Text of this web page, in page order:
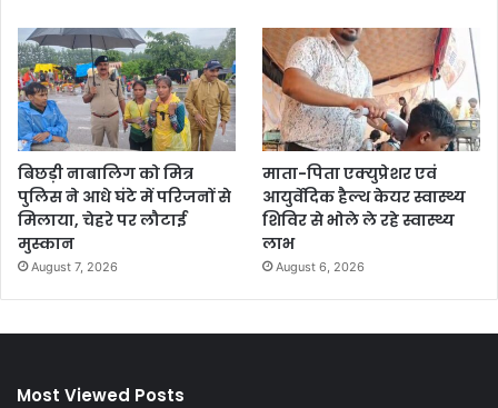
बिछड़ी नाबालिग को मित्र
पुलिस ने आधे घंटे में परिजनों से
मिलाया, चेहरे पर लौटाई
मुस्कान
August 7, 2026
माता-पिता एक्युप्रेशर एवं
आयुर्वेदिक हैल्थ केयर स्वास्थ्य
शिविर से भोले ले रहे स्वास्थ्य
लाभ
August 6, 2026
Most Viewed Posts